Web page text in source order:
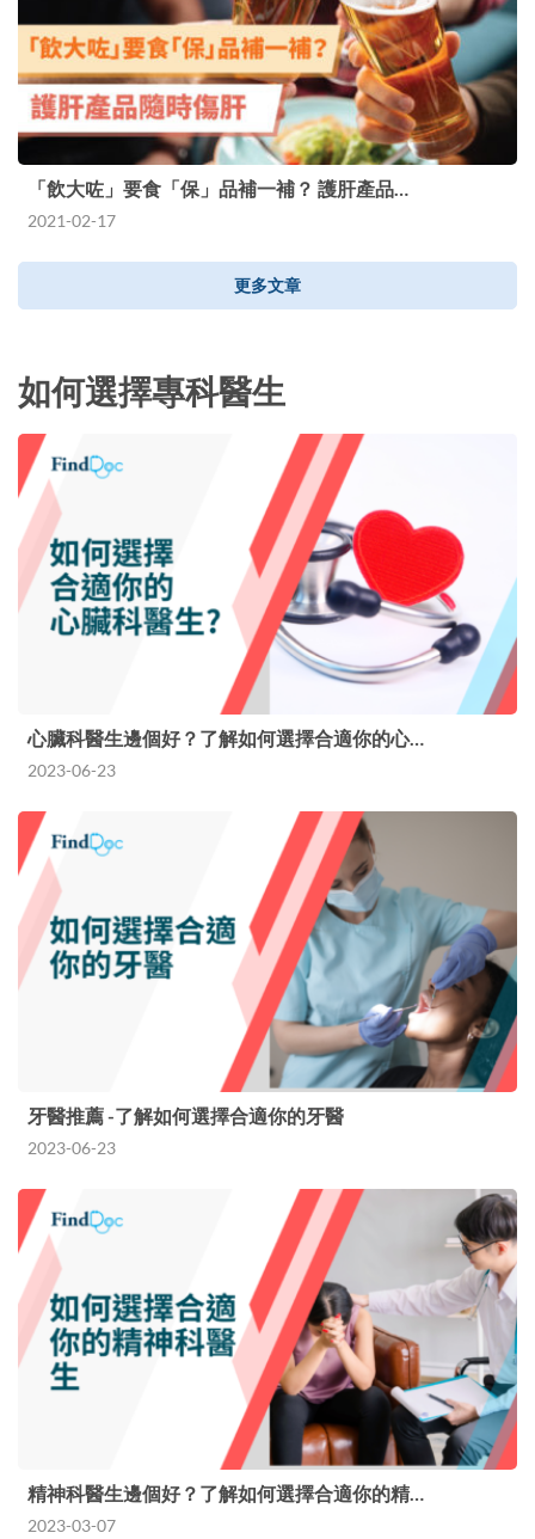
「飲大咗」要食「保」品補一補？ 護肝產品…
2021-02-17
更多文章
如何選擇專科醫生
心臟科醫生邊個好？了解如何選擇合適你的心…
2023-06-23
牙醫推薦 -了解如何選擇合適你的牙醫
2023-06-23
精神科醫生邊個好？了解如何選擇合適你的精…
2023-03-07